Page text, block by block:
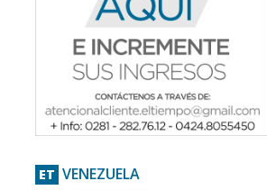
ET VENEZUELA